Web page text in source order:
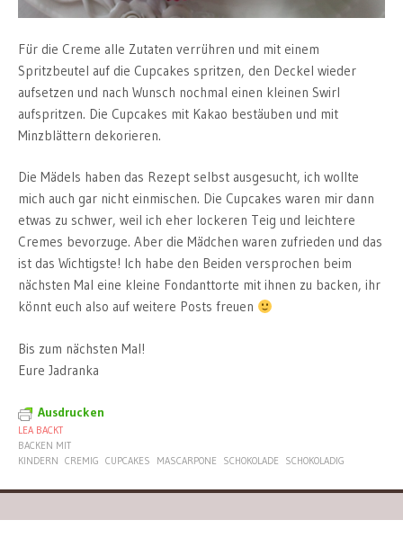
Für die Creme alle Zutaten verrühren und mit einem
Spritzbeutel auf die Cupcakes spritzen, den Deckel wieder
aufsetzen und nach Wunsch nochmal einen kleinen Swirl
aufspritzen. Die Cupcakes mit Kakao bestäuben und mit
Minzblättern dekorieren.
Die Mädels haben das Rezept selbst ausgesucht, ich wollte
mich auch gar nicht einmischen. Die Cupcakes waren mir dann
etwas zu schwer, weil ich eher lockeren Teig und leichtere
Cremes bevorzuge. Aber die Mädchen waren zufrieden und das
ist das Wichtigste! Ich habe den Beiden versprochen beim
nächsten Mal eine kleine Fondanttorte mit ihnen zu backen, ihr
könnt euch also auf weitere Posts freuen
Bis zum nächsten Mal!
Eure Jadranka
Ausdrucken
LEA BACKT
BACKEN MIT
KINDERN CREMIG CUPCAKES MASCARPONE SCHOKOLADE SCHOKOLADIG